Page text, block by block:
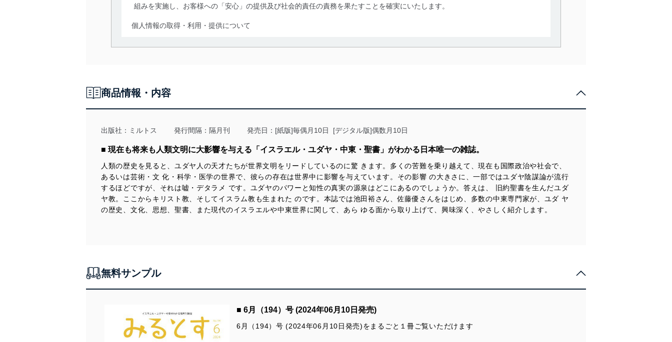
組みを実施し、お客様への「安心」の提供及び社会的責任の責務を果たすことを確実にいたします。
個人情報の取得・利用・提供について
当社は、個人情報の取得・利用・提供に際して、その利用目的を明確にし、本人の同意を得たうえで利用目的の達成に必要な範
法令遵守
令及びその他の規範を常に適合させます。
個人情報の安全管理措置
当社は、個人情報の正確性及び安全性を確保するために、下記セキュリティ対策をはじめとする安全対策を実施し、個人情報の
漏えい、滅失またはき損の防止及び是正に努めます。
アクセス制御
個人データを取り扱うことのできる機器及び当該機器を取り扱う従業者を明確化し、 個人データへの不要なアクセスを防止
しています。
外部からの不正アクセス等の防止
情報システムの使用に伴う漏洩等の防止
メール等により個人データの含まれるファイルを送信する場合に、当該ファイルへのパスワードを設定しています。
商品情報・内容
出版社： ミルトス 発行間隔：隔月刊 発売日：[紙版]毎偶月10日 [デジタル版]偶数月10日
■ 現在も将来も人類文明に大影響を与える「イスラエル・ユダヤ・中東・聖書」がわかる日本唯一の雑誌。
人類の歴史を見ると、ユダヤ人の天才たちが世界文明をリードしているのに驚 きます。多くの苦難を乗り越えて、現在も国際政治や社会で、
あるいは芸術・文 化・科学・医学の世界で、彼らの存在は世界中に影響を与えています。その影響 の大きさに、一部ではユダヤ陰謀論が流行
するほどですが、それは嘘・デタラメ です。ユダヤのパワーと知性の真実の源泉はどこにあるのでしょうか。答えは、 旧約聖書を生んだユダ
ヤ教。ここからキリスト教、そしてイスラム教も生まれた のです。本誌では池田裕さん、佐藤優さんをはじめ、多数の中東専門家が、ユダ ヤ
の歴史、文化、思想、聖書、また現代のイスラエルや中東世界に関して、あら ゆる面から取り上げて、興味深く、やさしく紹介します。
無料サンプル
■ 6月（194）号 (2024年06月10日発売)
6月（194）号 (2024年06月10日発売)をまるごと１冊ご覧いただけます